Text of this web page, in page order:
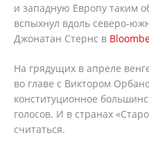
и западную Европу таким
вспыхнул вдоль северо-
Джонатан Стернс в
На грядущих в апреле
во главе с Виктором
конституционное
голосов. И в странах
считаться.